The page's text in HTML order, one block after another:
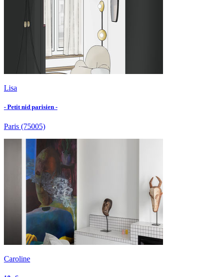
Lisa
- Petit nid parisien -
Paris (75005)
Caroline